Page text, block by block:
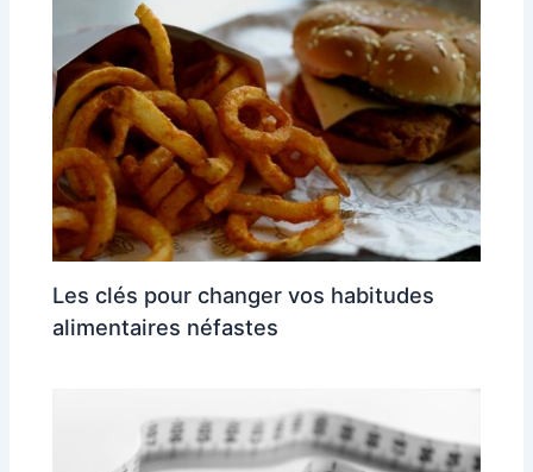
Les clés pour changer vos habitudes
alimentaires néfastes